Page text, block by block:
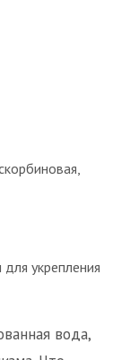
укрепления
вода,